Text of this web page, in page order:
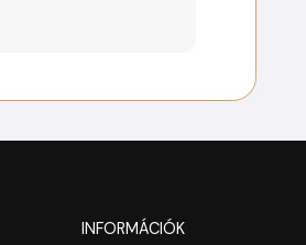
INFORMÁCIÓK